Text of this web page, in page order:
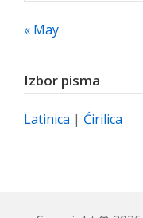
« May
Izbor pisma
Latinica | Ćirilica